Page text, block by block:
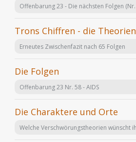
Trons Chiffren - die Theorien
Erneutes Zwischenfazit nach 65 Folgen
Die Folgen
Offenbarung 23 Nr. 58 - AIDS
Die Charaktere und Orte